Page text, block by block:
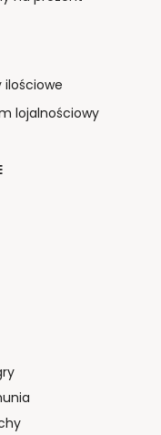
ilościowe
lojalnościowy